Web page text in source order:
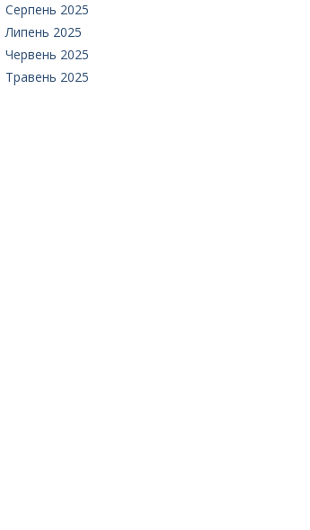
Серпень 2025
Липень 2025
Червень 2025
Травень 2025